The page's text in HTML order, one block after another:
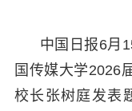
中国日报6月
国传媒大学2026
校长张树庭发表